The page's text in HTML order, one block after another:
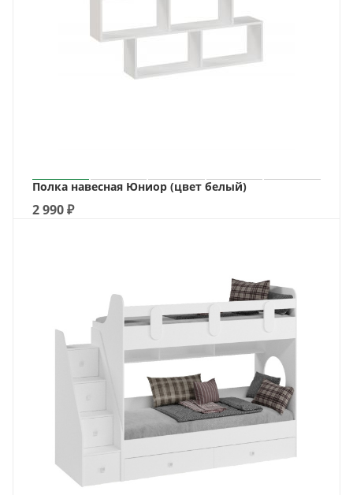
Полка навесная Юниор (цвет белый)
2 990₽